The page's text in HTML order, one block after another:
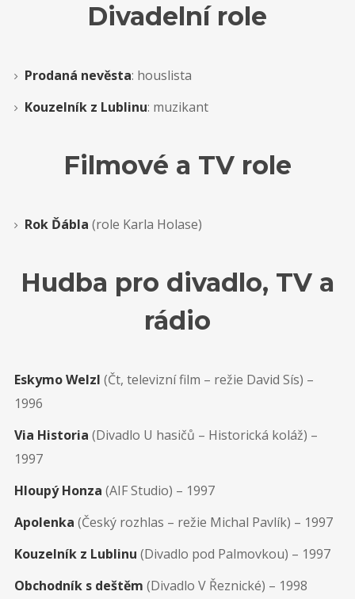
Divadelní role
Prodaná nevěsta: houslista
Kouzelník z Lublinu: muzikant
Filmové a TV role
Rok Ďábla (role Karla Holase)
Hudba pro divadlo, TV a
rádio
Eskymo Welzl (Čt, televizní film – režie David Sís) –
1996
Via Historia (Divadlo U hasičů – Historická koláž) –
1997
Hloupý Honza (AIF Studio) – 1997
Apolenka (Český rozhlas – režie Michal Pavlík) – 1997
Kouzelník z Lublinu (Divadlo pod Palmovkou) – 1997
Obchodník s deštěm (Divadlo V Řeznické) – 1998